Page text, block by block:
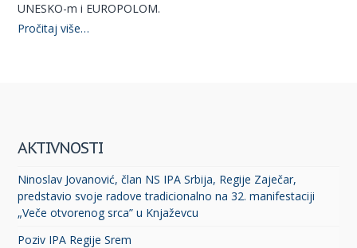
UNESKO-m i EUROPOLOM.
Pročitaj više…
AKTIVNOSTI
Ninoslav Jovanović, član NS IPA Srbija, Regije Zaječar,
predstavio svoje radove tradicionalno na 32. manifestaciji
„Veče otvorenog srca” u Knjaževcu
Poziv IPA Regije Srem